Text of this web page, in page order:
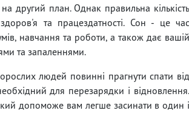
другий план. Однак правильна кількість
та працездатності. Сон - це час
навчання та роботи, а також дає вашій
та запаленнями.
людей повинні прагнути спати від
для перезарядки і відновлення.
допоможе вам легше засинати в один і